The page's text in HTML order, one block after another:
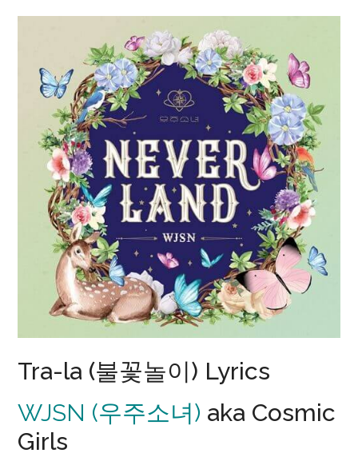
Tra-la (불꽃놀이) Lyrics
WJSN (우주소녀) aka Cosmic
Girls